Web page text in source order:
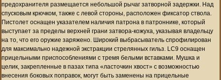
предохранителя размещается небольшой рычаг затворной задержки. Над
спусковым крючком, также с левой стороны, расположен фиксатор ствола.
Пистолет оснащен указателем наличия патрона в патроннике, который
выступает за пределы верхней грани затвора-кожуха, указывая владельцу
на то, что его оружие заряжено. Широкий выбрасыватель спрофилирован
для максимально надежной экстракции стрелянных гильз. LC9 оснащен
прицельными приспособлениями с тремя белыми вставками. Мушка и
целик, закрепленные в пазах типа «ласточкин хвост» с возможностью
внесения боковых поправок, могут быть заменены на прицельные